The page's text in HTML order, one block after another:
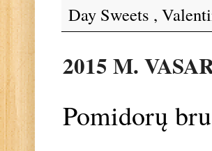
Day Sweets ,
2015 M.
Pomidorų